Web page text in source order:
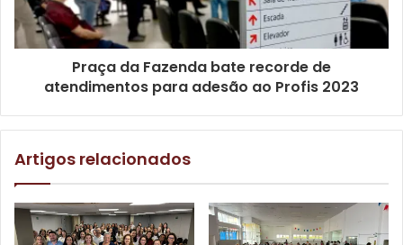
Praça da Fazenda bate recorde de
atendimentos para adesão ao Profis 2023
Artigos relacionados